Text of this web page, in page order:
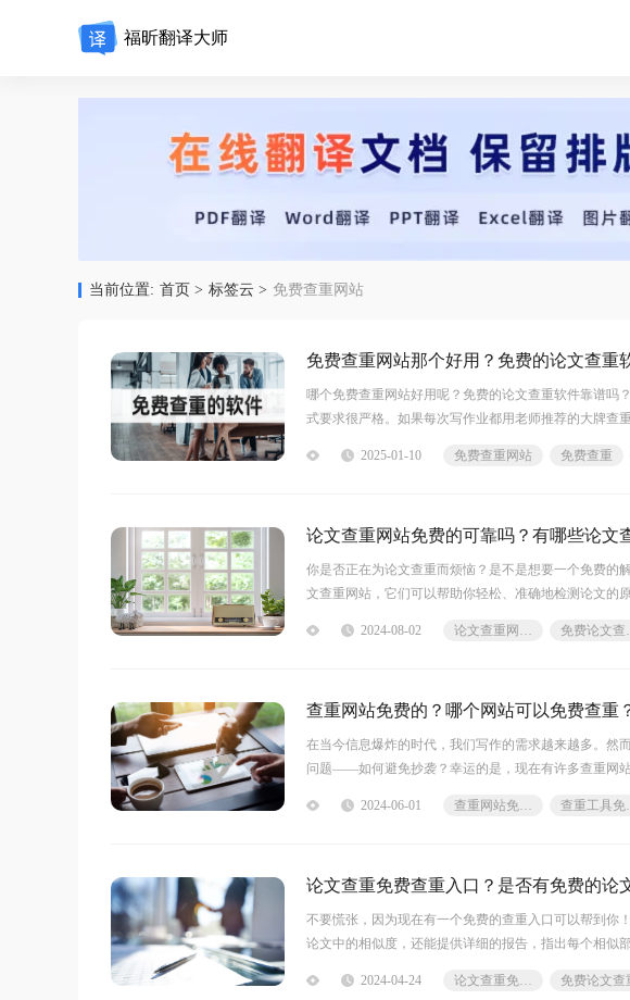
福昕翻译大师
当前位置: 首页 > 标签云 > 免费查重网站
免费查重网站那个好用？免费的论文查重
哪个免费查重网站好用呢？免费的论文查重软件靠谱吗
式要求很严格。如果每次写作业都用老师推荐的大牌查
费
2025-01-10 免费查重网站 免费查重
论文查重网站免费的可靠吗？有哪些论文
你是否正在为论文查重而烦恼？是不是想要一个免费的
文查重网站，它们可以帮助你轻松、准确地检测论文的
到满意的结果。不要再为论文查重而烦恼了，赶快来尝
2024-08-02 论文查重网站免费 免
查重网站免费的？哪个网站可以免费查重
在当今信息爆炸的时代，我们写作的需求越来越多。然
问题——如何避免抄袭？幸运的是，现在有许多查重网
你进行全面、精准的文本比对，确保你的文章百分之百
2024-06-01 查重网站免费的 查
论文查重免费查重入口？是否有免费的论
不要慌张，因为现在有一个免费的查重入口可以帮到你
论文中的相似度，还能提供详细的报告，指出每个相似
口，你会发现它是你论文写作中最好的
2024-04-24 论文查重免费查重入口 免费论文查